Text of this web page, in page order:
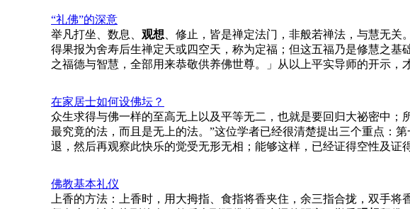
“礼佛”的深意
举凡打坐、数息、 观想 、修止，皆是禅定法门，非般若禅法，与慧无
得果报为舍寿后生禅定天或四空天，称为定福；但这五福乃是修慧之
之福德与智慧，全部用来恭敬供养佛世尊。」从以上平实导师的开示，
在家居士如何设佛坛？
众生求得与佛一样的至高无上以及平等无二，也就是要回归大祕密中；
最究竟的法，而且是无上的法。”这位学者已经很清楚提出三个重点：
退，然后再观察此快乐的觉受无形无相；能够这样，已经证得空性及证
佛教基本礼仪
上香的方法：上香时，用大拇指、食指将香夹住，余三指合拢，双手将